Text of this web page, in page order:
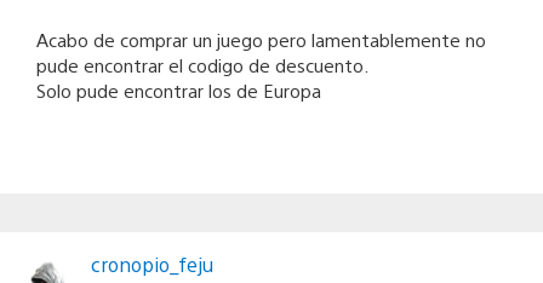
Acabo de comprar un juego pero lamentablemente no
pude encontrar el codigo de descuento.
Solo pude encontrar los de Europa
cronopio_feju